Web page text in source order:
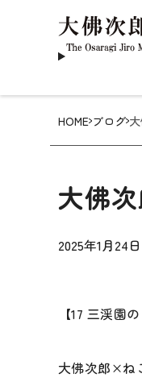
HOME ブログ
大佛
2025年1月24日
【17 三渓園
大佛次郎×ね